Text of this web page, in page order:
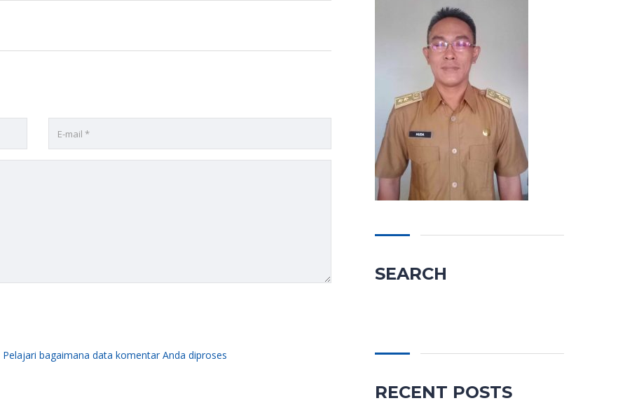
Pelajari bagaimana data komentar Anda diproses
SEARCH
RECENT POSTS